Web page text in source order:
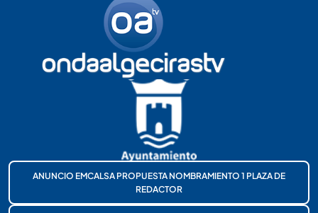
ANUNCIO EMCALSA PROPUESTA NOMBRAMIENTO 1 PLAZA DE
REDACTOR